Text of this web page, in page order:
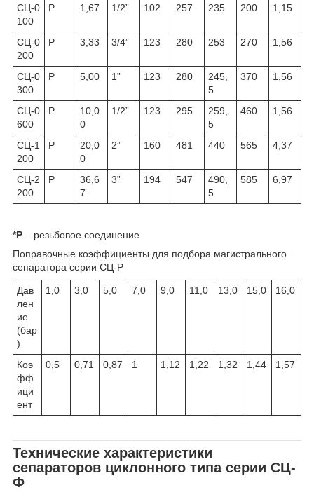
СЦ-0
100
Р 1,67 1/2” 102 257 235 200 1,15
СЦ-0
200
Р 3,33 3/4” 123 280 253 270 1,56
СЦ-0
300
Р 5,00 1” 123 280
245,
5
370 1,56
СЦ-0
600
Р
10,0
0
1/2” 123 295
259,
5
460 1,56
СЦ-1
200
Р
20,0
0
2” 160 481 440 565 4,37
СЦ-2
200
Р
36,6
7
3” 194 547
490,
5
585 6,97
*Р – резьбовое соединение
Поправочные коэффициенты для подбора магистрального
сепаратора серии СЦ-Р
Дав
лен
ие
(бар
)
1,0 3,0 5,0 7,0 9,0 11,0 13,0 15,0 16,0
Коэ
фф
ици
ент
0,5 0,71 0,87 1 1,12 1,22 1,32 1,44 1,57
Технические характеристики
сепараторов циклонного типа серии СЦ-
Ф